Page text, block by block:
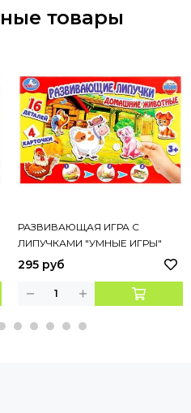
товары
РАЗВИВАЮЩАЯ ИГРА С
ЛИПУЧКАМИ "УМНЫЕ ИГРЫ"
ДОМАШНИЕ ЖИВОТНЫЕ В КОР.
295 руб